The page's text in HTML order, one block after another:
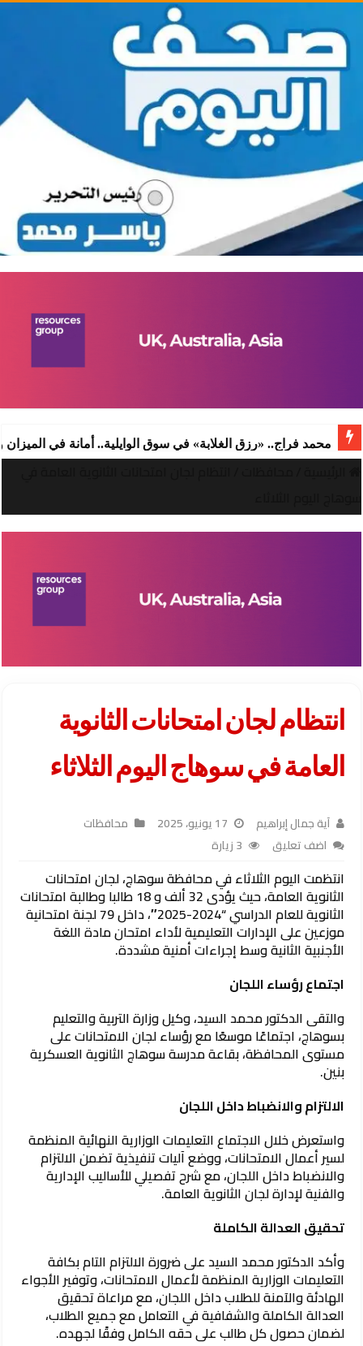
محمد فراج.. «رزق الغلابة» في سوق الوايلية.. أمانة في
انتظام لجان امتحانات الثانوية
العامة في سوهاج اليوم الثلاثاء
آية جمال إبراهيم 17 يونيو، 2025
محافظات
اضف تعليق
3 زيارة
انتظمت اليوم الثلاثاء في محافظة سوهاج، لجان امتحانات
الثانوية العامة، حيث يؤدى 32 ألف و 18 طالبا وطالبة امتحانات
الثانوية للعام الدراسي “2024-2025″، داخل 79 لجنة امتحانية
موزعين على الإدارات التعليمية لأداء امتحان مادة اللغة
الأجنبية الثانية وسط إجراءات أمنية مشددة.
اجتماع رؤساء اللجان
والتقى الدكتور محمد السيد، وكيل وزارة التربية والتعليم
بسوهاج، اجتماعًا موسعًا مع رؤساء لجان الامتحانات على
مستوى المحافظة، بقاعة مدرسة سوهاج الثانوية العسكرية
بنين.
الالتزام والانضباط داخل اللجان
واستعرض خلال الاجتماع التعليمات الوزارية النهائية المنظمة
لسير أعمال الامتحانات، ووضع آليات تنفيذية تضمن الالتزام
والانضباط داخل اللجان، مع شرح تفصيلي للأساليب الإدارية
والفنية لإدارة لجان الثانوية العامة.
تحقيق العدالة الكاملة
وأكد الدكتور محمد السيد على ضرورة الالتزام التام بكافة
التعليمات الوزارية المنظمة لأعمال الامتحانات، وتوفير الأجواء
الهادئة والآمنة للطلاب داخل اللجان، مع مراعاة تحقيق
العدالة الكاملة والشفافية في التعامل مع جميع الطلاب،
لضمان حصول كل طالب على حقه الكامل وفقًا لجهده.